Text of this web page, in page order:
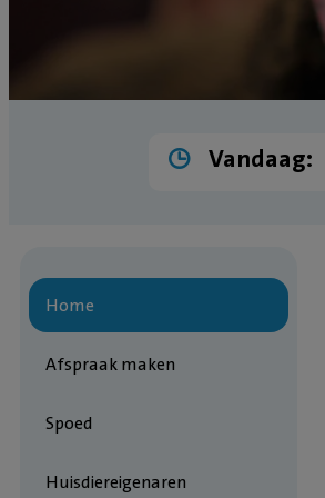
Vandaag:
Home
Afspraak maken
Spoed
Huisdiereigenaren